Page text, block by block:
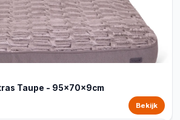
Taupe - 95x70x9cm
Bekijk